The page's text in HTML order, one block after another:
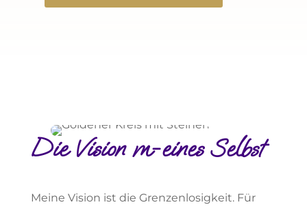
Die Vision m-eines Selbst
Meine Vision ist die Grenzenlosigkeit. Für